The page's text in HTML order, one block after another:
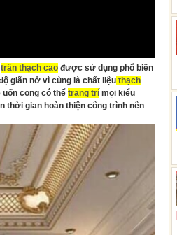
trần thạch cao được sử dụng phổ biến
giãn nở vì cùng là chất liệu thạch
cong có thể trang trí mọi kiểu
thời gian hoàn thiện công trình nên